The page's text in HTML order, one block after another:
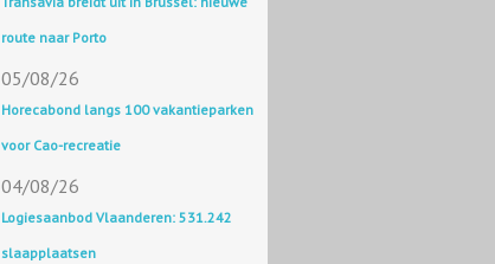
route naar Porto
05/08/26
Horecabond langs 100 vakantieparken
voor Cao-recreatie
04/08/26
Logiesaanbod Vlaanderen: 531.242
slaapplaatsen